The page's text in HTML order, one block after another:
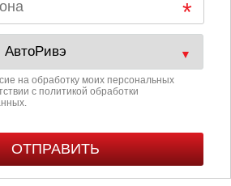
на обработку моих персональных
с политикой обработки